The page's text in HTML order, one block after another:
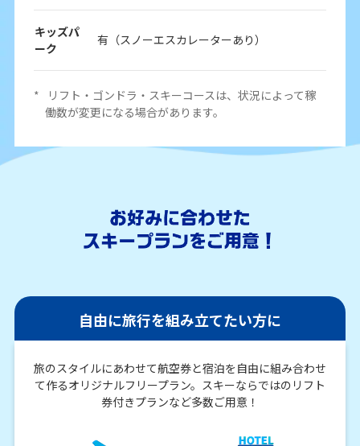
キッズパ
ーク
有（スノーエスカレーターあり）
*
リフト・ゴンドラ・スキーコースは、状況によって稼
働数が変更になる場合があります。
自由に旅行を組み立てたい方に
旅のスタイルにあわせて航空券と宿泊を自由に組み合わせ
て作るオリジナルフリープラン。スキーならではのリフト
券付きプランなど多数ご用意！